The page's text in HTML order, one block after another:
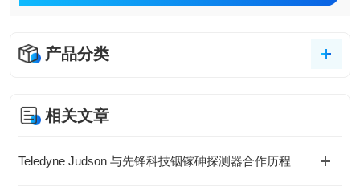
产品分类
相关文章
Teledyne Judson 与先锋科技铟镓砷探测器合作历程